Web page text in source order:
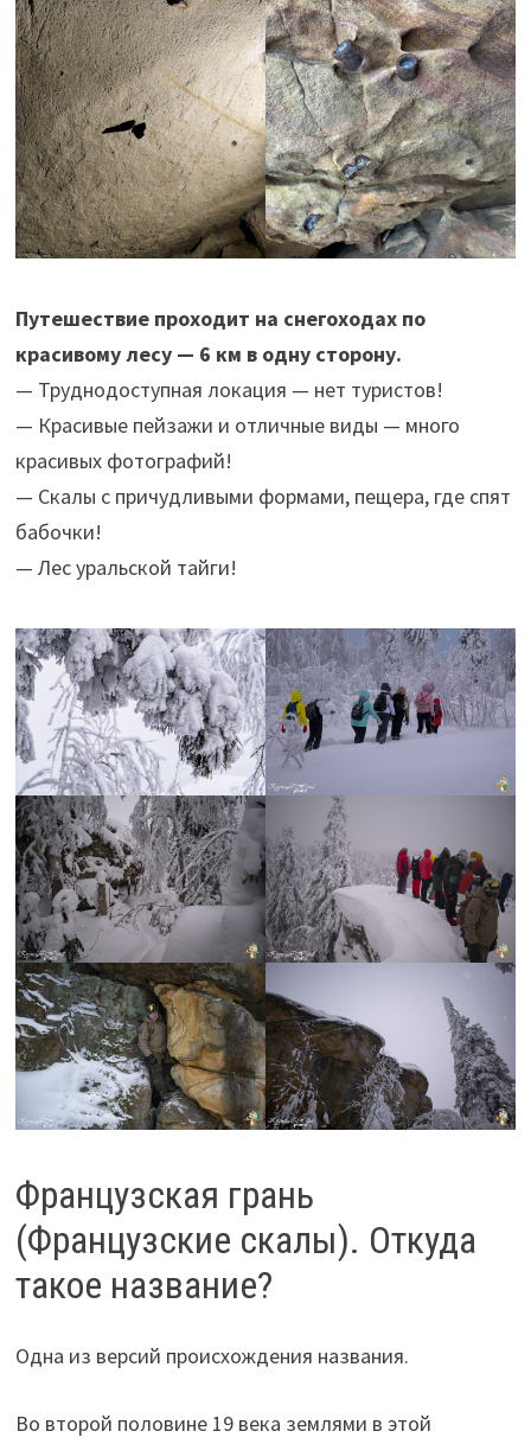
Путешествие проходит на снегоходах по
красивому лесу — 6 км в одну сторону.
— Труднодоступная локация — нет туристов!
— Красивые пейзажи и отличные виды — много
красивых фотографий!
— Скалы с причудливыми формами, пещера, где спят
бабочки!
— Лес уральской тайги!
Французская грань
(Французские скалы). Откуда
такое название?
Одна из версий происхождения названия.
Во второй половине 19 века землями в этой